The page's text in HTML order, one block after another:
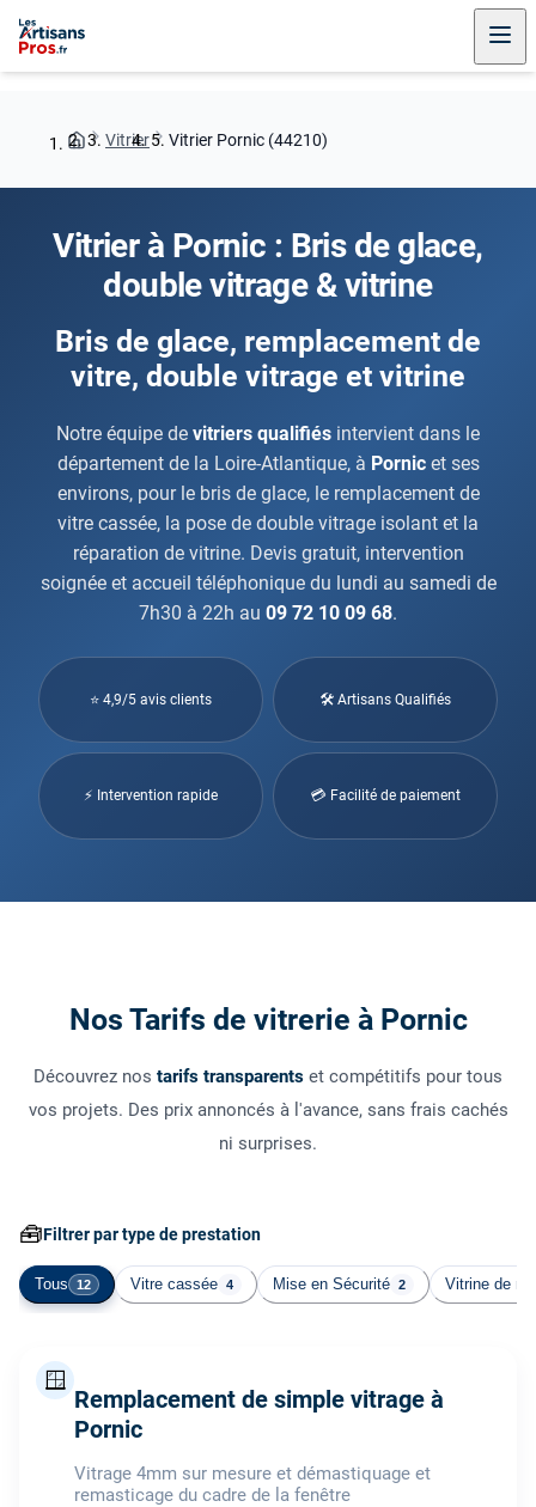
Vitrier Vitrier Pornic (44210)
Vitrier à Pornic : Bris de glace,
double vitrage & vitrine
Bris de glace, remplacement de
vitre, double vitrage et vitrine
Notre équipe de vitriers qualifiés intervient dans le
département de la Loire-Atlantique, à Pornicet ses
environs, pour le bris de glace, le remplacement de
vitre cassée, la pose de double vitrage isolant et la
réparation de vitrine. Devis gratuit, intervention
soignée et accueil téléphonique du lundi au samedi de
7h30 à 22h au 09 72 10 09 68.
⭐ 4,9/5 avis clients 🛠 Artisans Qualifiés
⚡ Intervention rapide 💳 Facilité de paiement
Nos Tarifs de vitrerie à Pornic
Découvrez nos tarifs transparents et compétitifs pour tous
vos projets. Des prix annoncés à l'avance, sans frais cachés
ni surprises.
🧰Filtrer par type de prestation
Tous 12 Vitre cassée 4 Mise en Sécurité 2 Vitrine de
🪟
Remplacement de simple vitrage à
Pornic
Vitrage 4mm sur mesure et démastiquage et
remasticage du cadre de la fenêtre